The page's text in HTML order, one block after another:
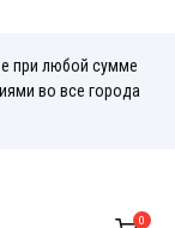
при любой сумме
во все города
0